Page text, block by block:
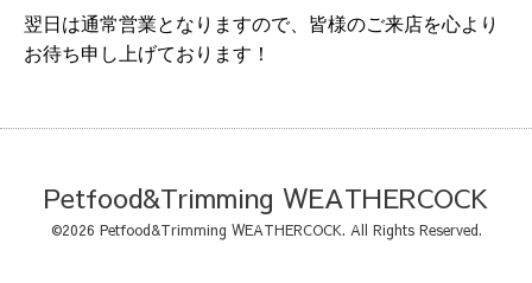
翌日は通常営業となりますので、皆様のご来店を心より
お待ち申し上げております！
Petfood&Trimming WEATHERCOCK
©2026 Petfood&Trimming WEATHERCOCK. All Rights Reserved.